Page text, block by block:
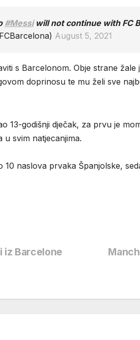
#Messiwill not continue with FC
August 5, 2021
s Barcelonom. Obje strane
doprinosu te mu želi sve
13-godišnji dječak, za prvu je
svim natjecanjima.
10 naslova prvaka Španjolske,
iz Barcelone